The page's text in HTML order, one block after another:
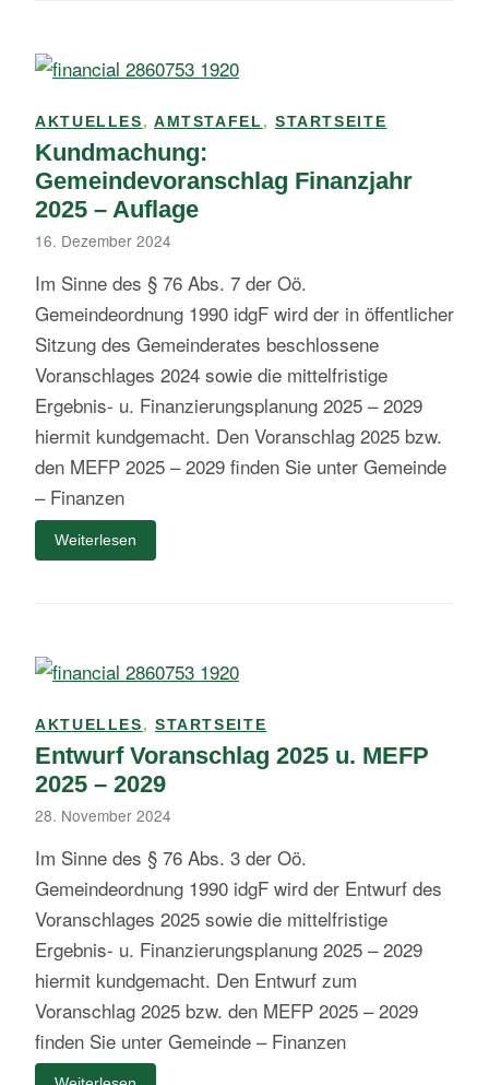
AKTUELLES , AMTSTAFEL , STARTSEITE
Kundmachung:
Gemeindevoranschlag Finanzjahr
2025 – Auflage
16. Dezember 2024
Im Sinne des § 76 Abs. 7 der Oö.
Gemeindeordnung 1990 idgF wird der in öffentlicher
Sitzung des Gemeinderates beschlossene
Voranschlages 2024 sowie die mittelfristige
Ergebnis- u. Finanzierungsplanung 2025 – 2029
hiermit kundgemacht. Den Voranschlag 2025 bzw.
den MEFP 2025 – 2029 finden Sie unter Gemeinde
– Finanzen
Weiterlesen
AKTUELLES , STARTSEITE
Entwurf Voranschlag 2025 u. MEFP
2025 – 2029
28. November 2024
Im Sinne des § 76 Abs. 3 der Oö.
Gemeindeordnung 1990 idgF wird der Entwurf des
Voranschlages 2025 sowie die mittelfristige
Ergebnis- u. Finanzierungsplanung 2025 – 2029
hiermit kundgemacht. Den Entwurf zum
Voranschlag 2025 bzw. den MEFP 2025 – 2029
finden Sie unter Gemeinde – Finanzen